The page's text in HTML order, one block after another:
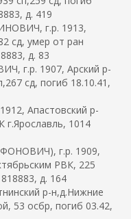
д. 419
г.р. 1913,
сд, умер от ран
д. 83
г.р. 1907, Арский р-
сд, погиб 18.10.41,
Апастовский р-
г.Ярославль, 1014
г.р. 1909,
РВК, 225
д. 164
р-н,д.Нижние
53 осбр, погиб 03.42,